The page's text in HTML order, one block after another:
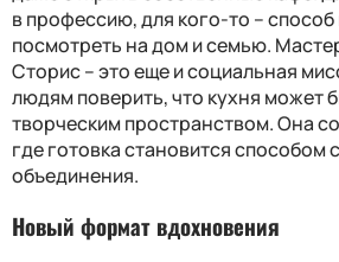
в профессию, для кого-то –
посмотреть на дом и семью.
Сторис – это еще и социальная
людям поверить, что кухня может
творческим пространством. Она
где готовка становится
объединения.
Новый формат вдохновения